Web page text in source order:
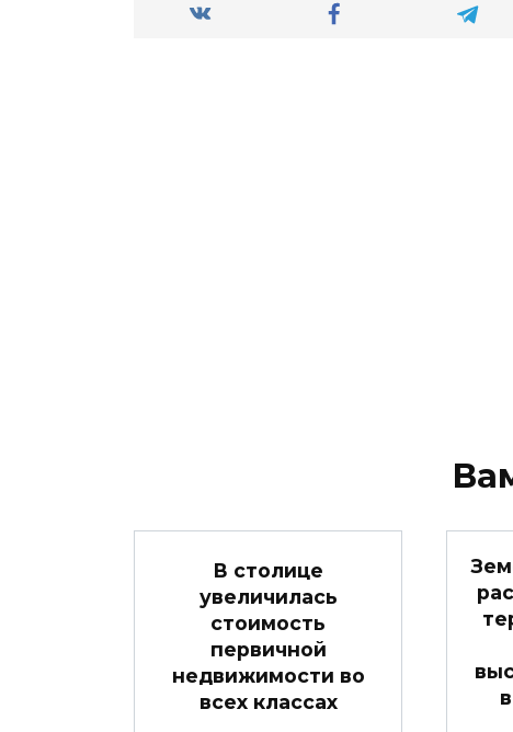
В столице
увеличилась
стоимость
первичной
недвижимости во
всех классах